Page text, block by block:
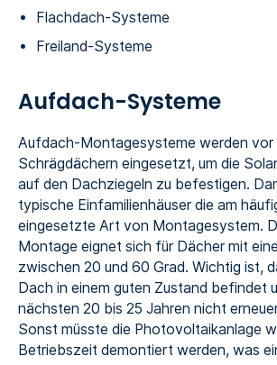
Flachdach-Systeme
Freiland-Systeme
Aufdach-Systeme
Aufdach-Montagesysteme werden vor
Schrägdächern eingesetzt, um die
auf den Dachziegeln zu befestigen.
typische Einfamilienhäuser die am
eingesetzte Art von Montagesystem.
Montage eignet sich für Dächer mit
zwischen 20 und 60 Grad. Wichtig ist,
Dach in einem guten Zustand befindet
nächsten 20 bis 25 Jahren nicht
Sonst müsste die Photovoltaikanlage
Betriebszeit demontiert werden, was